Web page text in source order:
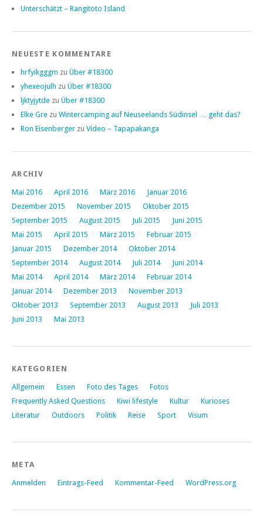
Unterschätzt – Rangitoto Island
NEUESTE KOMMENTARE
hrfyikgggm zu Über #18300
yhexeojulh zu Über #18300
ljktyjytde zu Über #18300
Elke Gre zu Wintercamping auf Neuseelands Südinsel … geht das?
Ron Eisenberger zu Video – Tapapakanga
ARCHIV
Mai 2016 April 2016 März 2016
Januar 2016
Dezember 2015
November 2015
Oktober 2015
September 2015
August 2015 Juli 2015
Juni 2015
Mai 2015
April 2015 März 2015
Februar 2015
Januar 2015
Dezember 2014
Oktober 2014
September 2014
August 2014 Juli 2014
Juni 2014
Mai 2014
April 2014 März 2014
Februar 2014
Januar 2014
Dezember 2013
November 2013
Oktober 2013
September 2013 August 2013
Juli 2013
Juni 2013
Mai 2013
KATEGORIEN
Allgemein Essen Foto des Tages
Fotos
Frequently Asked Questions
Kiwi lifestyle Kultur
Kurioses
Literatur
Outdoors Politik Reise Sport Visum
META
Anmelden Eintrags-Feed Kommentar-Feed WordPress.org